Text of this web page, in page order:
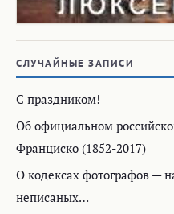
СЛУЧАЙНЫЕ ЗАПИСИ
C праздником!
Об официальном
Франциско (1852-2017)
О кодексах фотографов —
неписаных…